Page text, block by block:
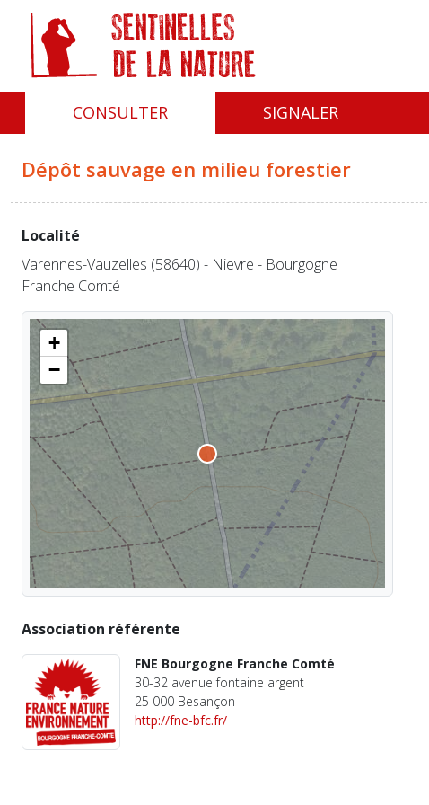
CONSULTER SIGNALER
Dépôt sauvage en milieu forestier
Localité
Varennes-Vauzelles (58640) - Nievre - Bourgogne
Franche Comté
+
−
Association référente
FNE Bourgogne Franche Comté
30-32 avenue fontaine argent
25 000 Besançon
http://fne-bfc.fr/
Panneau de gestion des cookies